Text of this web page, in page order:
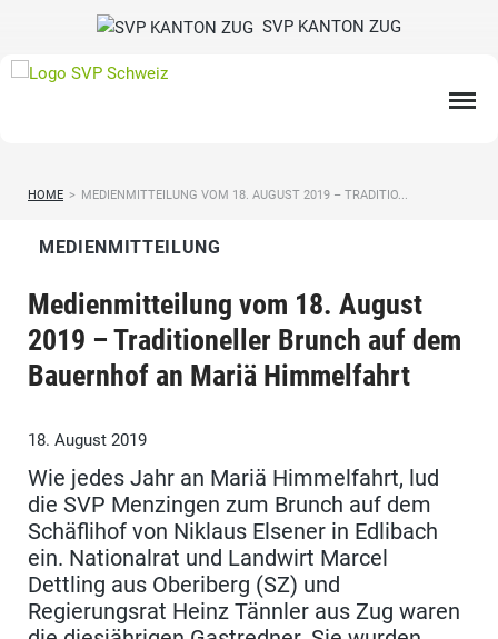
SVP KANTON ZUG
HOME > MEDIENMITTEILUNG VOM 18. AUGUST 2019 – TRADITIO...
MEDIENMITTEILUNG
Medienmitteilung vom 18. August
2019 – Traditioneller Brunch auf dem
Bauernhof an Mariä Himmelfahrt
18. August 2019
Wie jedes Jahr an Mariä Himmelfahrt, lud
die SVP Menzingen zum Brunch auf dem
Schäflihof von Niklaus Elsener in Edlibach
ein. Nationalrat und Landwirt Marcel
Dettling aus Oberiberg (SZ) und
Regierungsrat Heinz Tännler aus Zug waren